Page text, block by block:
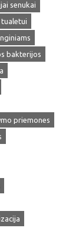
senukai
bakterijos
priemones